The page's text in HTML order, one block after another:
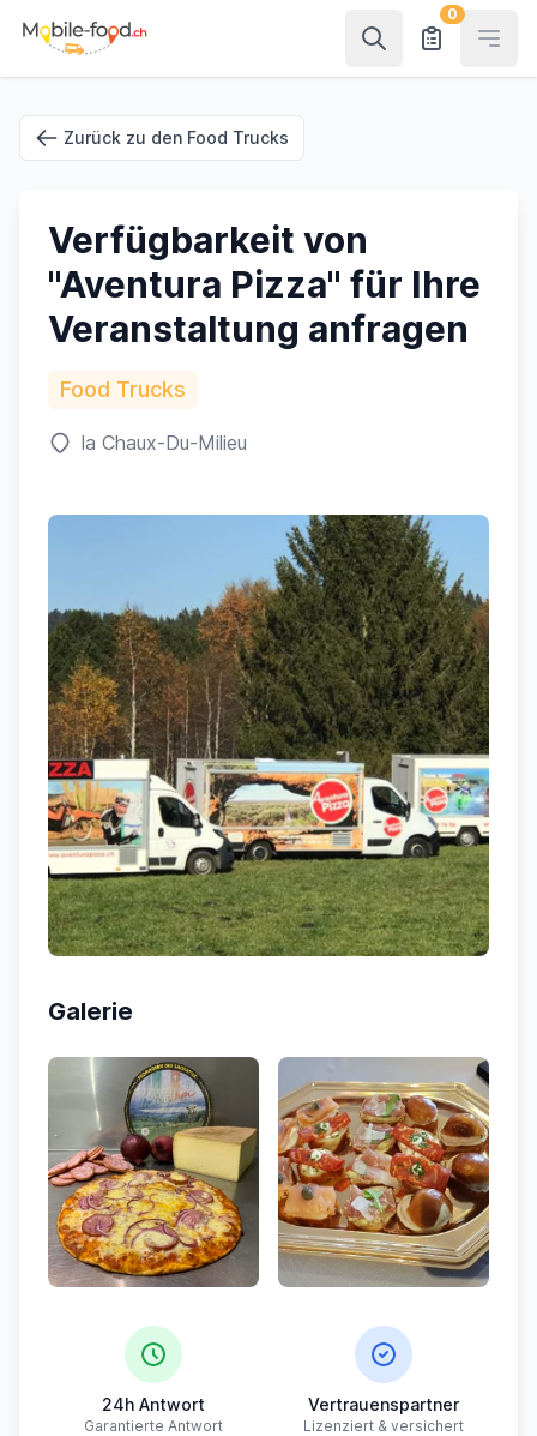
0
Zurück zu den Food Trucks
Verfügbarkeit von
"Aventura Pizza" für Ihre
Veranstaltung anfragen
Food Trucks
la Chaux-Du-Milieu
Galerie
24h Antwort
Garantierte Antwort
Vertrauenspartner
Lizenziert & versichert